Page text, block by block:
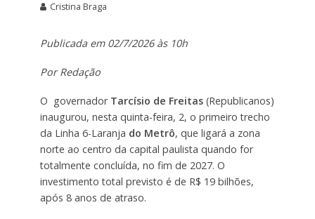
Cristina Braga
Publicada em 02/7/2026 às 10h
Por Redação
O governador Tarcísio de Freitas (Republicanos)
inaugurou, nesta quinta-feira, 2, o primeiro trecho
da Linha 6-Laranja do Metrô, que ligará a zona
norte ao centro da capital paulista quando for
totalmente concluída, no fim de 2027. O
investimento total previsto é de R$ 19 bilhões,
após 8 anos de atraso.